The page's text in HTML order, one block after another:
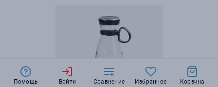
Помощь Войти Сравнение Избранное Корзина